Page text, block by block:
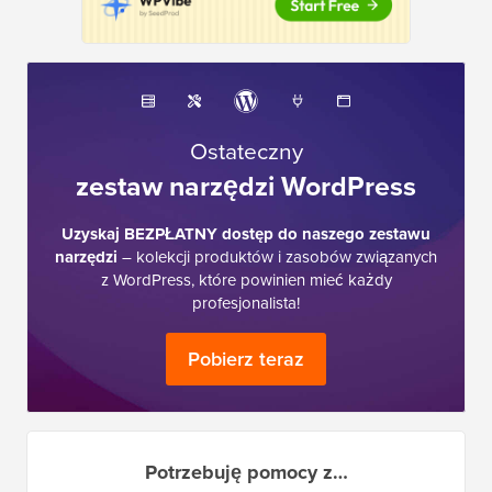
Ostateczny
zestaw narzędzi WordPress
Uzyskaj BEZPŁATNY dostęp do naszego zestawu
narzędzi – kolekcji produktów i zasobów związanych
z WordPress, które powinien mieć każdy
profesjonalista!
Pobierz teraz
Potrzebuję pomocy z…